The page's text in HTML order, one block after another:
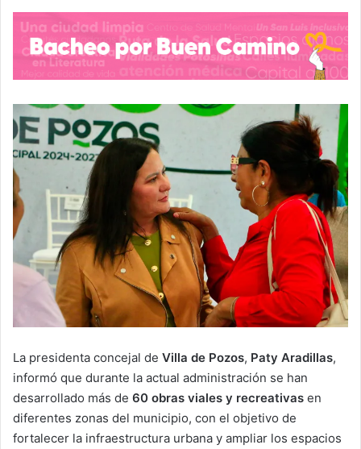
La presidenta concejal de Villa de Pozos, Paty Aradillas,
informó que durante la actual administración se han
desarrollado más de 60 obras viales y recreativas en
diferentes zonas del municipio, con el objetivo de
fortalecer la infraestructura urbana y ampliar los espacios